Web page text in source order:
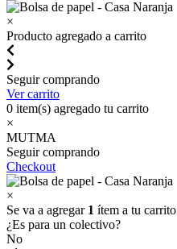
×
Producto agregado a carrito
Seguir comprando
Ver carrito
0 item(s) agregado tu carrito
×
MUTMA
Seguir comprando
Checkout
×
Se va a agregar 1 ítem a tu carrito
¿Es para un colectivo?
No